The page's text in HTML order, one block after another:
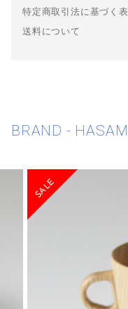
特定商取引法に基づく
送料について
BRAND -